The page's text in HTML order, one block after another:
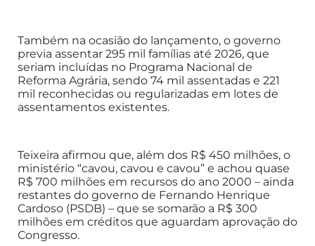
Também na ocasião do lançamento, o governo
previa assentar 295 mil famílias até 2026, que
seriam incluídas no Programa Nacional de
Reforma Agrária, sendo 74 mil assentadas e 221
mil reconhecidas ou regularizadas em lotes de
assentamentos existentes.
Teixeira afirmou que, além dos R$ 450 milhões, o
ministério “cavou, cavou e cavou” e achou quase
R$ 700 milhões em recursos do ano 2000 – ainda
restantes do governo de Fernando Henrique
Cardoso (PSDB) – que se somarão a R$ 300
milhões em créditos que aguardam aprovação do
Congresso.